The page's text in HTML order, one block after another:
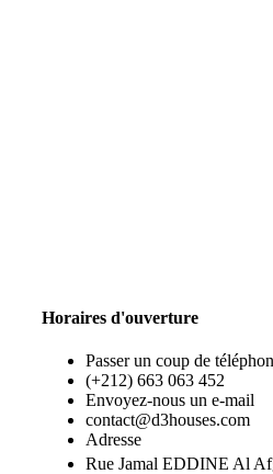
Horaires d'ouverture
Passer un coup de
(+212) 663 063 452
Envoyez-nous un e-mail
contact@d3houses.com
Adresse
Rue Jamal EDDINE Al